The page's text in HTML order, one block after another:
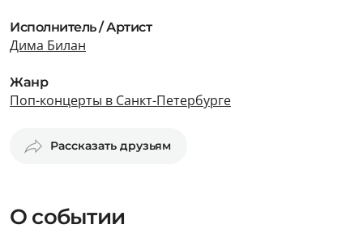
Исполнитель / Артист
Дима Билан
Жанр
Поп-концерты в Санкт-Петербурге
Рассказать друзьям
О событии